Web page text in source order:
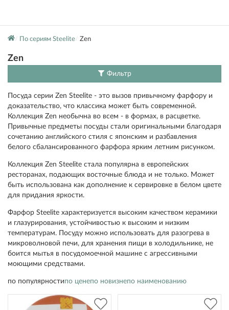
По сериям Steelite Zen
Zen
Фильтр
Посуда серии Zen Steelite - это вызов привычному фарфору и
доказательство, что классика может быть современной.
Коллекция Zen необычна во всем - в формах, в расцветке.
Привычные предметы посуды стали оригинальными благодаря
сочетанию английского стиля с японским и разбавления
белого сбалансированного фарфора ярким летним рисунком.
Коллекция Zen Steelite стала популярна в европейских
ресторанах, подающих восточные блюда и не только. Может
быть использована как дополнение к сервировке в белом цвете
для придания яркости.
Фарфор Steelite характеризуется высоким качеством керамики
и глазурирования, устойчивостью к высоким и низким
температурам. Посуду можно использовать для разогрева в
микроволновой печи, для хранения пищи в холодильнике, не
боится мытья в посудомоечной машине с агрессивными
моющими средствами.
по популярностипо ценепо новизнепо наименованию